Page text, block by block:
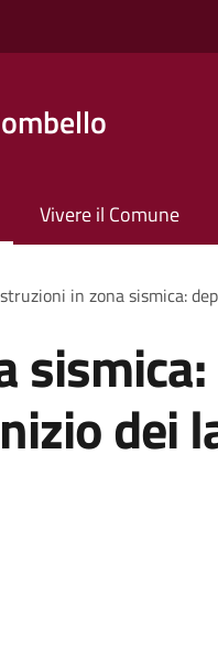
Vivere il Comune
in zona sismica:
dei